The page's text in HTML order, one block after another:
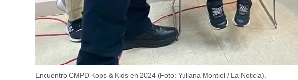
Encuentro CMPD Kops & Kids en 2024 (Foto: Yuliana Montiel / La Noticia).